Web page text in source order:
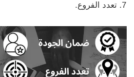
تعدد الفروع.